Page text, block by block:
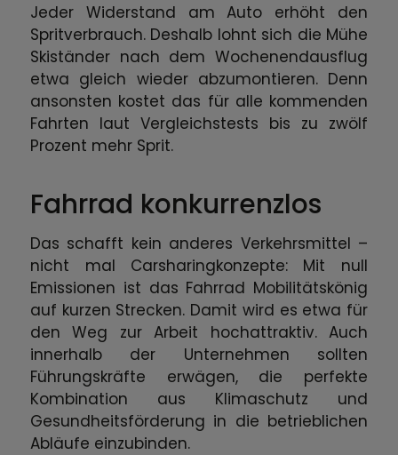
Jeder Widerstand am Auto erhöht den
Spritverbrauch. Deshalb lohnt sich die Mühe
Skiständer nach dem Wochenendausflug
etwa gleich wieder abzumontieren. Denn
ansonsten kostet das für alle kommenden
Fahrten laut Vergleichstests bis zu zwölf
Prozent mehr Sprit.
Fahrrad konkurrenzlos
Das schafft kein anderes Verkehrsmittel –
nicht mal Carsharingkonzepte: Mit null
Emissionen ist das Fahrrad Mobilitätskönig
auf kurzen Strecken. Damit wird es etwa für
den Weg zur Arbeit hochattraktiv. Auch
innerhalb der Unternehmen sollten
Führungskräfte erwägen, die perfekte
Kombination aus Klimaschutz und
Gesundheitsförderung in die betrieblichen
Abläufe einzubinden.